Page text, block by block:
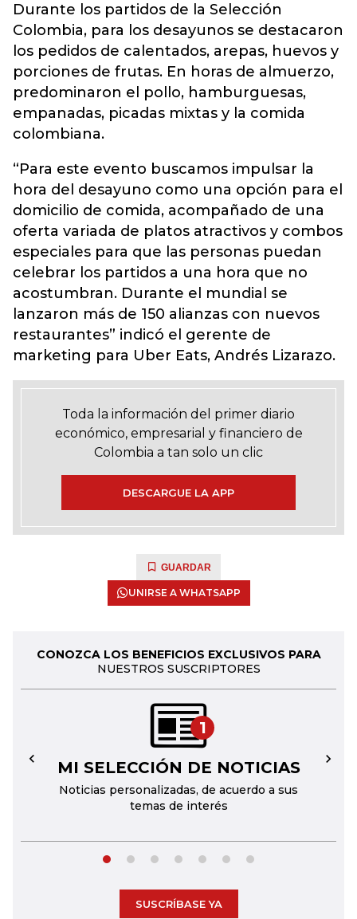
Durante los partidos de la Selección
Colombia, para los desayunos se destacaron
los pedidos de calentados, arepas, huevos y
porciones de frutas. En horas de almuerzo,
predominaron el pollo, hamburguesas,
empanadas, picadas mixtas y la comida
colombiana.
“Para este evento buscamos impulsar la
hora del desayuno como una opción para el
domicilio de comida, acompañado de una
oferta variada de platos atractivos y combos
especiales para que las personas puedan
celebrar los partidos a una hora que no
acostumbran. Durante el mundial se
lanzaron más de 150 alianzas con nuevos
restaurantes” indicó el gerente de
marketing para Uber Eats, Andrés Lizarazo.
Toda la información del primer diario
económico, empresarial y financiero de
Colombia a tan solo un clic
DESCARGUE LA APP
GUARDAR
UNIRSE A WHATSAPP
CONOZCA LOS BENEFICIOS EXCLUSIVOS PARA
NUESTROS SUSCRIPTORES
1
MI SELECCIÓN DE NOTICIAS
Noticias personalizadas, de acuerdo a sus
temas de interés
← →
SUSCRÍBASE YA